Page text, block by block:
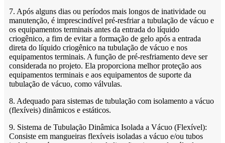
7. Após alguns dias ou períodos mais longos de inatividade ou
manutenção, é imprescindível pré-resfriar a tubulação de vácuo e
os equipamentos terminais antes da entrada do líquido
criogênico, a fim de evitar a formação de gelo após a entrada
direta do líquido criogênico na tubulação de vácuo e nos
equipamentos terminais. A função de pré-resfriamento deve ser
considerada no projeto. Ela proporciona melhor proteção aos
equipamentos terminais e aos equipamentos de suporte da
tubulação de vácuo, como válvulas.
8. Adequado para sistemas de tubulação com isolamento a vácuo
(flexíveis) dinâmicos e estáticos.
9. Sistema de Tubulação Dinâmica Isolada a Vácuo (Flexível):
Consiste em mangueiras flexíveis isoladas a vácuo e/ou tubos